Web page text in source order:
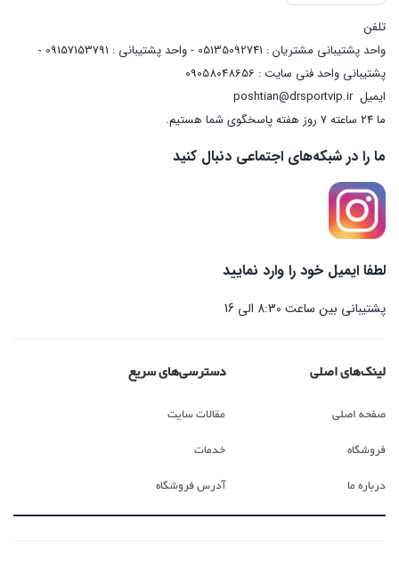
تلفن
واحد پشتیبانی مشتریان : 05135092741 - واحد پشتیبانی : 09157153791 -
پشتیبانی واحد فنی سایت : 09058048656
ایمیلposhtian@drsportvip.ir
ما 24 ساعته 7 روز هفته پاسخگوی شما هستیم.
ما را در شبکه‌های اجتماعی دنبال کنید
لطفا ایمیل خود را وارد نمایید
پشتیبانی بین ساعت 8:30 الی 16
لینک‌های اصلی
صفحه اصلی
فروشگاه
درباره ما
دسترسی‌های سریع
مقالات سایت
خدمات
آدرس فروشگاه